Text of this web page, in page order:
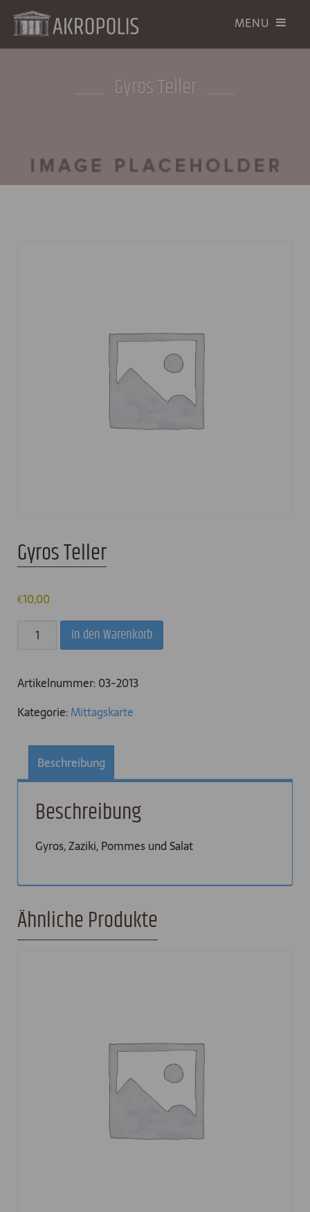
Gyros Teller
Gyros Teller
€10,00
Gyros
Menge
In den Warenkorb
Artikelnummer:03-2013
Kategorie:Mittagskarte
Beschreibung
Beschreibung
Gyros, Zaziki, Pommes und Salat
Ähnliche Produkte